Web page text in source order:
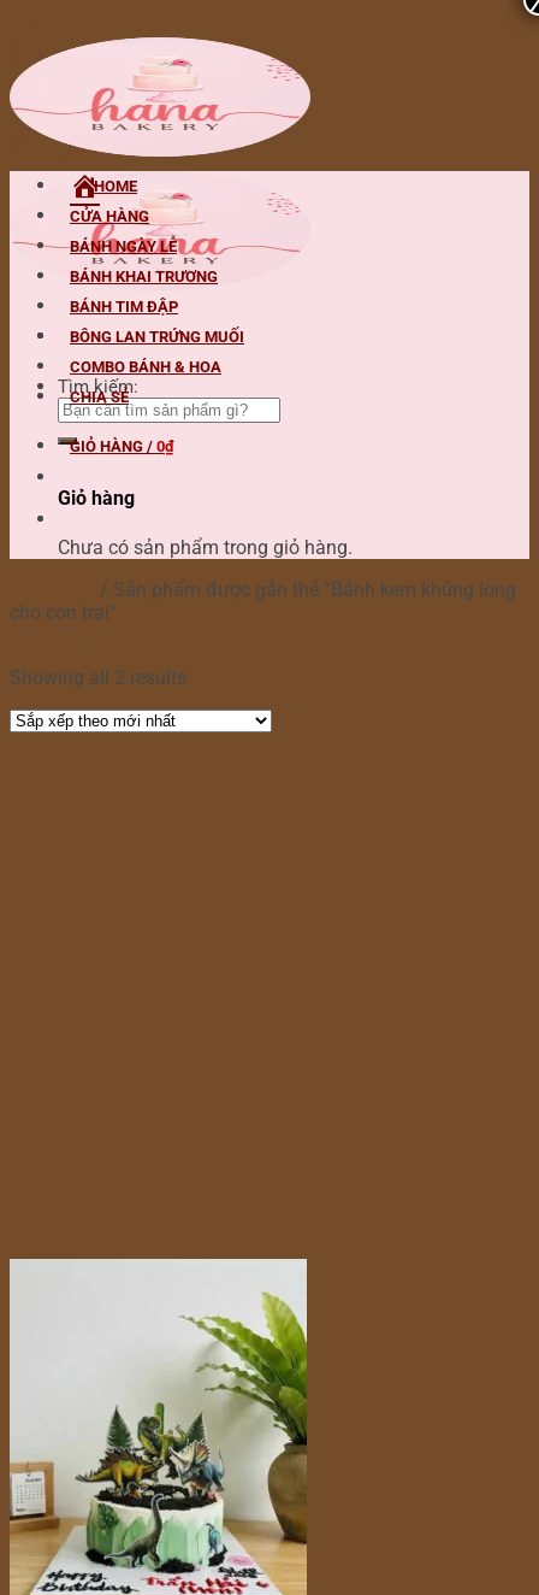
Tìm kiếm:
HOME
CỬA HÀNG
BÁNH NGÀY LỄ
BÁNH KHAI TRƯƠNG
BÁNH TIM ĐẬP
BÔNG LAN TRỨNG MUỐI
COMBO BÁNH & HOA
CHIA SẺ
GIỎ HÀNG / 0₫
Giỏ hàng
Chưa có sản phẩm trong giỏ hàng.
/ Sản phẩm được gắn thẻ “Bánh kem khủng long
cho con trai”
Showing all 2 results